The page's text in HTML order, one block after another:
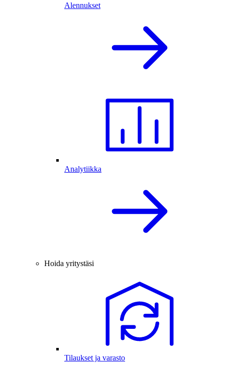
Alennukset
Analytiikka
Hoida yritystäsi
Tilaukset ja varasto